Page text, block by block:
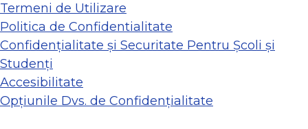
Termeni de Utilizare
Politica de Confidentialitate
Confidențialitate și Securitate Pentru Școli și
Studenți
Accesibilitate
Opțiunile Dvs. de Confidențialitate